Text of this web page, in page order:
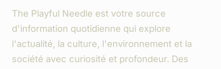
The Playful Needle est votre source
d'information quotidienne qui explore
l'actualité, la culture, l'environnement et la
société avec curiosité et profondeur. Des